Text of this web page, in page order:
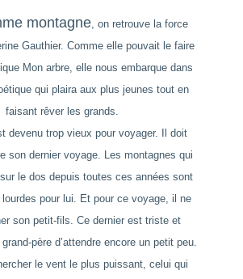
montagne, on retrouve la force
Gauthier. Comme elle pouvait le faire
Mon arbre, elle nous embarque dans
qui plaira aux plus jeunes tout en
faisant rêver les grands.
devenu trop vieux pour voyager. Il doit
son dernier voyage. Les montagnes qui
le dos depuis toutes ces années sont
pour lui. Et pour ce voyage, il ne
son petit-fils. Ce dernier est triste et
père d’attendre encore un petit peu.
le vent le plus puissant, celui qui